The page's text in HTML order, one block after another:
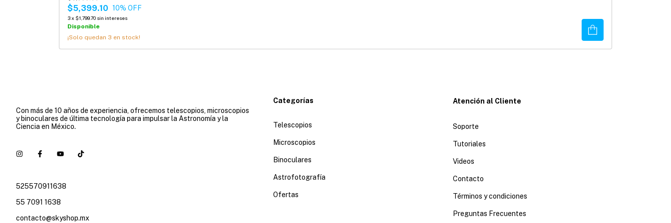
$5,399.10 10% OFF
3x $1,799.70 sin intereses
Disponible
¡Solo quedan 3 en stock!
Comprar
Con más de 10 años de experiencia, ofrecemos telescopios, microscopios
y binoculares de última tecnología para impulsar la Astronomía y la
Ciencia en México.
525570911638
55 7091 1638
contacto@skyshop.mx
Categorías
Telescopios
Microscopios
Binoculares
Astrofotografía
Ofertas
Atención al Cliente
Soporte
Tutoriales
Videos
Contacto
Términos y condiciones
Preguntas Frecuentes